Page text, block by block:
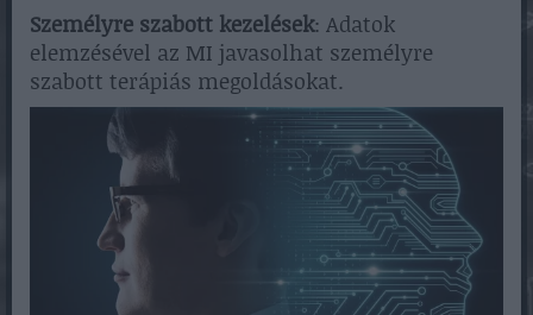
Személyre szabott kezelések: Adatok
elemzésével az MI javasolhat személyre
szabott terápiás megoldásokat.